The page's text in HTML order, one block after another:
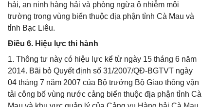
hải, an ninh hàng hải và phòng ngừa ô nhiễm môi
trường trong vùng biển thuộc địa phận tỉnh Cà Mau và
tỉnh Bạc Liêu.
Điều 6. Hiệu lực thi hành
1. Thông tư này có hiệu lực kể từ ngày 15 tháng 6 năm
2014. Bãi bỏ Quyết định số 31/2007/QĐ-BGTVT ngày
04 tháng 7 năm 2007 của Bộ trưởng Bộ Giao thông vận
tải công bố vùng nước cảng biển thuộc địa phận tỉnh Cà